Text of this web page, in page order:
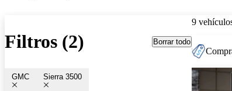
Filtros (2) Borrar todo
GMC Sierra 3500
9